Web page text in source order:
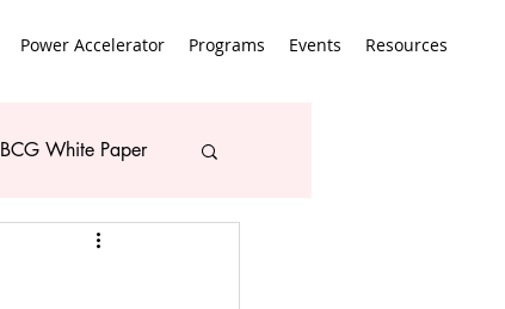
Power Accelerator Programs Events Resources
BCG White Paper